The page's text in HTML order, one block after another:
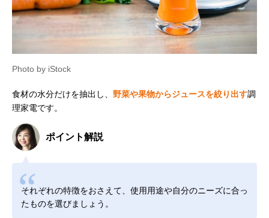
Photo by iStock
食材の水分だけを抽出し、 野菜や果物からジュースを絞り出す調
理家電です。
ポイント解説
それぞれの特徴をおさえて、使用用途や自分のニーズに合っ
たものを選びましょう。